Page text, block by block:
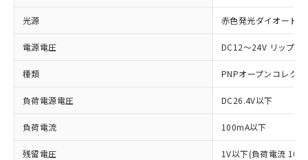
光源 赤色発光ダイオード
電源電圧 DC12～24V リップ
種類 PNPオープンコレクタ
負荷電源電圧 DC26.4V以下
負荷電流 100mA以下
残留電圧 1V以下(負荷電流